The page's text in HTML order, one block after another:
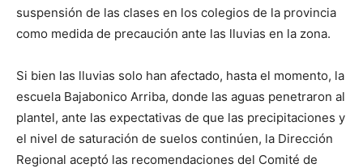
suspensión de las clases en los colegios de la provincia
como medida de precaución ante las lluvias en la zona.
Si bien las lluvias solo han afectado, hasta el momento, la
escuela Bajabonico Arriba, donde las aguas penetraron al
plantel, ante las expectativas de que las precipitaciones y
el nivel de saturación de suelos continúen, la Dirección
Regional aceptó las recomendaciones del Comité de